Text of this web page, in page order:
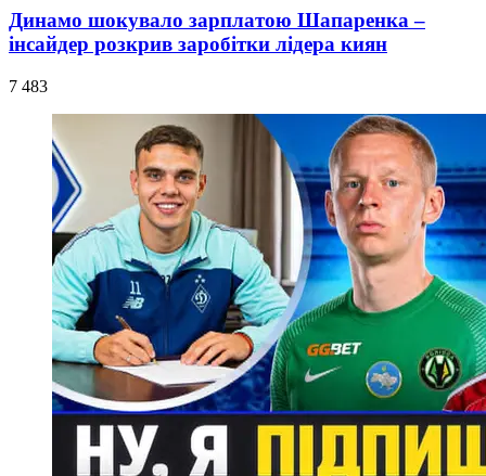
Динамо шокувало зарплатою Шапаренка –
інсайдер розкрив заробітки лідера киян
7 483